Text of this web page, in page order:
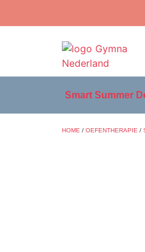
Smart Summer
HOME / OEFENTHERAPIE /